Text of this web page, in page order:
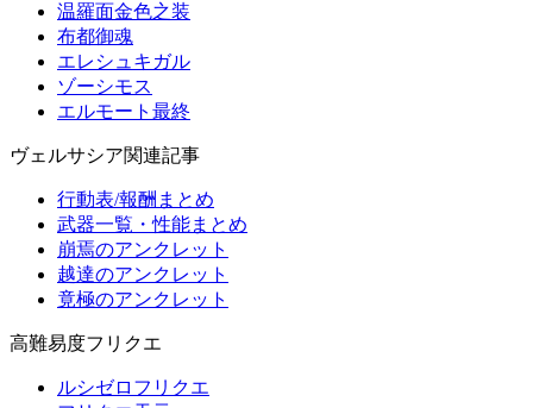
温羅面金色之装
布都御魂
エレシュキガル
ゾーシモス
エルモート最終
ヴェルサシア関連記事
行動表/報酬まとめ
武器一覧・性能まとめ
崩焉のアンクレット
越達のアンクレット
竟極のアンクレット
高難易度フリクエ
ルシゼロフリクエ